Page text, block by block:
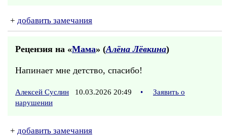
+ добавить замечания
Рецензия на «Мама» (Алёна Лёвкина)
Напинает мне детство, спасибо!
Алексей Суслин 10.03.2026 20:49 •
Заявить о
нарушении
+ добавить замечания